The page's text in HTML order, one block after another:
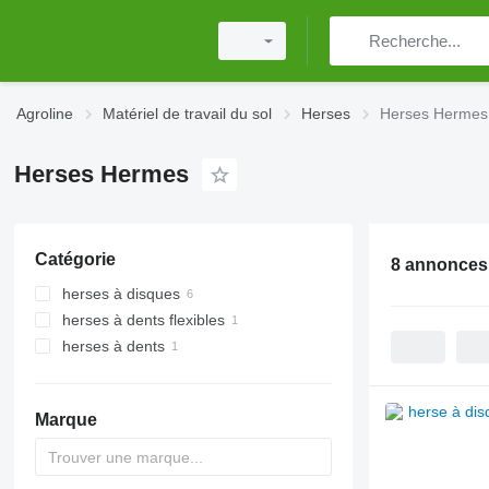
Agroline Matériel de travail du sol Herses Herses Hermes
Herses Hermes
Catégorie
herses à disques
herses à dents flexibles
herses à dents
Marque
8